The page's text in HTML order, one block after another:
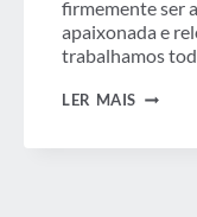
firmemente ser
apaixonada e
trabalhamos
LER MAIS CEO
UMA